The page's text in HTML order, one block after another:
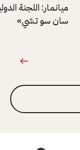
ميانمار: اللجنة
سان سو تشي»